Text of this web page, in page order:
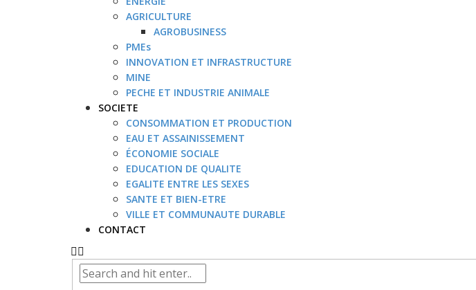
AGRICULTURE
AGROBUSINESS
PMEs
INNOVATION ET INFRASTRUCTURE
MINE
PECHE ET INDUSTRIE ANIMALE
SOCIETE
CONSOMMATION ET PRODUCTION
EAU ET ASSAINISSEMENT
ÉCONOMIE SOCIALE
EDUCATION DE QUALITE
EGALITE ENTRE LES SEXES
SANTE ET BIEN-ETRE
VILLE ET COMMUNAUTE DURABLE
CONTACT